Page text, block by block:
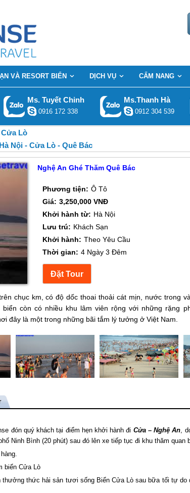
VÀ RESORT BIỂN DỊCH VỤ CẨM NANG
Ms. Tuyết Chinh
0916 172 338
Ms.Thanh Hà
0912 304 539
Lò
Nội - Cửa Lò - Quê Bác
Nghệ An Ghé Thăm Quê Bác
Phương tiện: Ô Tô
Giá: 3,250,000 VNĐ
Khởi hành từ: Hà Nội
Lưu trú: Khách Sạn
Khởi hành: Theo Yêu Cầu
Thời gian: 4 Ngày 3 Đêm
chục km, có độ dốc thoai thoải cát mịn, nước trong
còn có nhiều khu lâm viên rộng với những rặng
đây là một trong những bãi tắm lý tưởng ở Việt Nam.
đón quý khách tại điểm hẹn khởi hành đi Cửa – Nghệ An,
Ninh Bình (20 phút) sau đó lên xe tiếp tục đi khu thăm quan
biểnCửa Lò
thưởng thức hải sản tươi sống Biển Cửa Lò sau bữa tối tự do